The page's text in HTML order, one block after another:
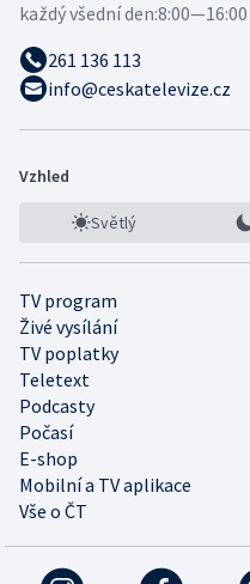
každý všední den:
261 136 113
info@ceskatelevize.cz
Vzhled
Světlý
TV program
Živé vysílání
TV poplatky
Teletext
Podcasty
Počasí
E-shop
Mobilní a TV aplikace
Vše o ČT